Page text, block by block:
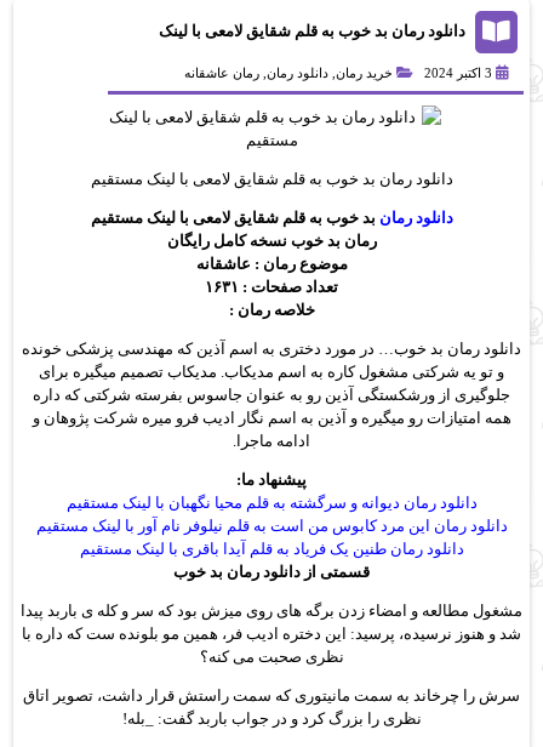
دانلود رمان بد خوب به قلم شقایق لامعی با لینک
3 اکتبر 2024 خرید رمان, دانلود رمان, رمان عاشقانه
دانلود رمان بد خوب به قلم شقایق لامعی با لینک مستقیم
دانلود رمان بد خوب به قلم شقایق لامعی با لینک مستقیم
رمان بد خوب نسخه کامل رایگان
موضوع رمان : عاشقانه
تعداد صفحات : ۱۶۳۱
خلاصه رمان :
دانلود رمان بد خوب… در مورد دختری به اسم آذین که مهندسی پزشکی خونده
و تو یه شرکتی مشغول کاره به اسم مدیکاب. مدیکاب تصمیم میگیره برای
جلوگیری از ورشکستگی آذین رو به عنوان جاسوس بفرسته شرکتی که داره
همه امتیازات رو میگیره و آذین به اسم نگار ادیب فرو میره شرکت پژوهان و
ادامه ماجرا.
پیشنهاد ما:
دانلود رمان دیوانه و سرگشته به قلم محیا نگهبان با لینک مستقیم
دانلود رمان این مرد کابوس من است به قلم نیلوفر نام آور با لینک مستقیم
دانلود رمان طنین یک فریاد به قلم آیدا باقری با لینک مستقیم
قسمتی از دانلود رمان بد خوب
مشغول مطالعه و امضاء زدن برگه های روی میزش بود که سر و کله ی باربد پیدا
شد و هنوز نرسیده، پرسید: این دختره ادیب فر، همین مو بلونده ست که داره با
نظری صحبت می کنه؟
سرش را چرخاند به سمت مانیتوری که سمت راستش قرار داشت، تصویر اتاق
نظری را بزرگ کرد و در جواب باربد گفت: _بله!